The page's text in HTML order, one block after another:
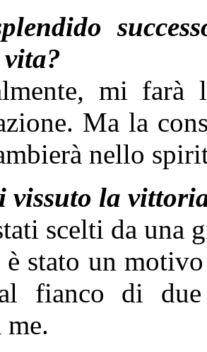
mi
Ma la
nello
vissuto la
scelti da una
è stato un
fianco di
me.